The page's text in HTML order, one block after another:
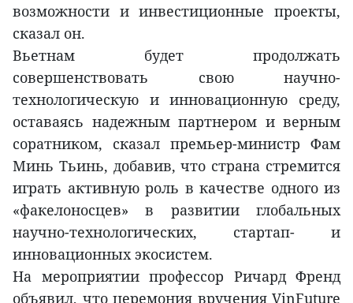
возможности и инвестиционные проекты,
сказал он.
Вьетнам будет продолжать
совершенствовать свою научно-
технологическую и инновационную среду,
оставаясь надежным партнером и верным
соратником, сказал премьер-министр Фам
Минь Тьинь, добавив, что страна стремится
играть активную роль в качестве одного из
«факелоносцев» в развитии глобальных
научно-технологических, стартап- и
инновационных экосистем.
На мероприятии профессор Ричард Френд
объявил, что церемония вручения VinFuture